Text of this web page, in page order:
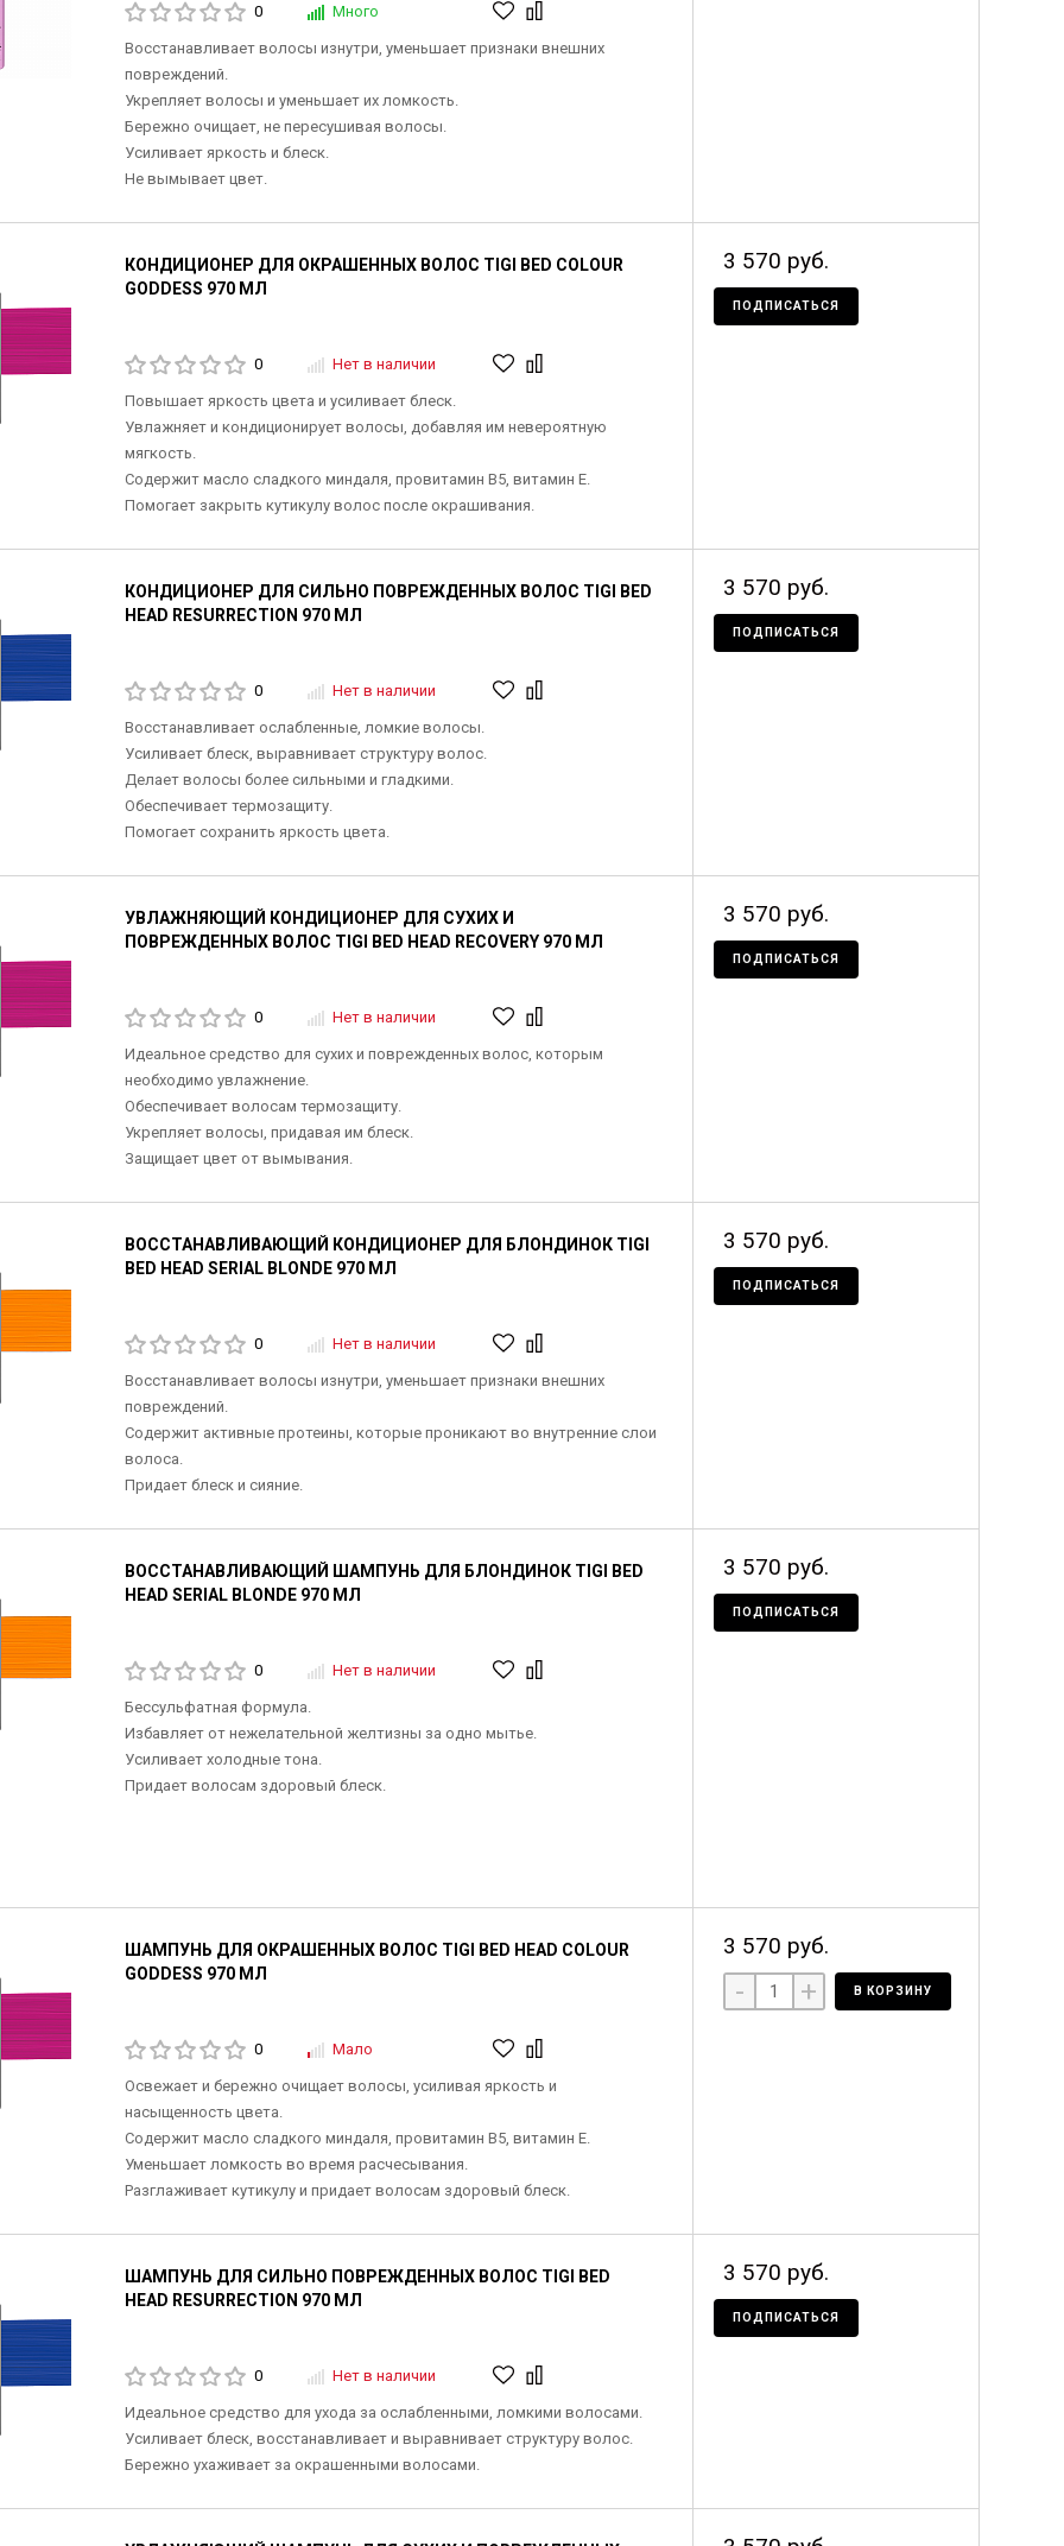
0 Много
Восстанавливает волосы изнутри, уменьшает признаки внешних
повреждений.
Укрепляет волосы и уменьшает их ломкость.
Бережно очищает, не пересушивая волосы.
Усиливает яркость и блеск.
Не вымывает цвет.
КОНДИЦИОНЕР ДЛЯ ОКРАШЕННЫХ ВОЛОС TIGI BED COLOUR
GODDESS 970 МЛ
0 Нет в наличии
Повышает яркость цвета и усиливает блеск.
Увлажняет и кондиционирует волосы, добавляя им невероятную
мягкость.
Содержит масло сладкого миндаля, провитамин В5, витамин Е.
Помогает закрыть кутикулу волос после окрашивания.
3 570 руб.
ПОДПИСАТЬСЯ
КОНДИЦИОНЕР ДЛЯ СИЛЬНО ПОВРЕЖДЕННЫХ ВОЛОС TIGI BED
HEAD RESURRECTION 970 МЛ
0 Нет в наличии
Восстанавливает ослабленные, ломкие волосы.
Усиливает блеск, выравнивает структуру волос.
Делает волосы более сильными и гладкими.
Обеспечивает термозащиту.
Помогает сохранить яркость цвета.
3 570 руб.
ПОДПИСАТЬСЯ
УВЛАЖНЯЮЩИЙ КОНДИЦИОНЕР ДЛЯ СУХИХ И
ПОВРЕЖДЕННЫХ ВОЛОС TIGI BED HEAD RECOVERY 970 МЛ
0 Нет в наличии
Идеальное средство для сухих и поврежденных волос, которым
необходимо увлажнение.
Обеспечивает волосам термозащиту.
Укрепляет волосы, придавая им блеск.
Защищает цвет от вымывания.
3 570 руб.
ПОДПИСАТЬСЯ
ВОССТАНАВЛИВАЮЩИЙ КОНДИЦИОНЕР ДЛЯ БЛОНДИНОК TIGI
BED HEAD SERIAL BLONDE 970 МЛ
0 Нет в наличии
Восстанавливает волосы изнутри, уменьшает признаки внешних
повреждений.
Содержит активные протеины, которые проникают во внутренние слои
волоса.
Придает блеск и сияние.
3 570 руб.
ПОДПИСАТЬСЯ
ВОССТАНАВЛИВАЮЩИЙ ШАМПУНЬ ДЛЯ БЛОНДИНОК TIGI BED
HEAD SERIAL BLONDE 970 МЛ
0 Нет в наличии
Бессульфатная формула.
Избавляет от нежелательной желтизны за одно мытье.
Усиливает холодные тона.
Придает волосам здоровый блеск.
3 570 руб.
ПОДПИСАТЬСЯ
ШАМПУНЬ ДЛЯ ОКРАШЕННЫХ ВОЛОС TIGI BED HEAD COLOUR
GODDESS 970 МЛ
0 Мало
Освежает и бережно очищает волосы, усиливая яркость и
насыщенность цвета.
Содержит масло сладкого миндаля, провитамин В5, витамин Е.
Уменьшает ломкость во время расчесывания.
Разглаживает кутикулу и придает волосам здоровый блеск.
3 570 руб.
- + В КОРЗИНУ
ШАМПУНЬ ДЛЯ СИЛЬНО ПОВРЕЖДЕННЫХ ВОЛОС TIGI BED
HEAD RESURRECTION 970 МЛ
0 Нет в наличии
Идеальное средство для ухода за ослабленными, ломкими волосами.
Усиливает блеск, восстанавливает и выравнивает структуру волос.
Бережно ухаживает за окрашенными волосами.
3 570 руб.
ПОДПИСАТЬСЯ